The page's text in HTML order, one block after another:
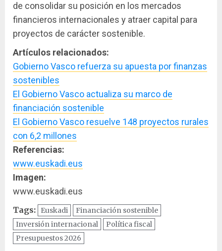
de consolidar su posición en los mercados
financieros internacionales y atraer capital para
proyectos de carácter sostenible.
Artículos relacionados:
Gobierno Vasco refuerza su apuesta por finanzas
sostenibles
El Gobierno Vasco actualiza su marco de
financiación sostenible
El Gobierno Vasco resuelve 148 proyectos rurales
con 6,2 millones
Referencias:
www.euskadi.eus
Imagen:
www.euskadi.eus
Tags: Euskadi
Financiación sostenible
Inversión internacional
Política fiscal
Presupuestos 2026